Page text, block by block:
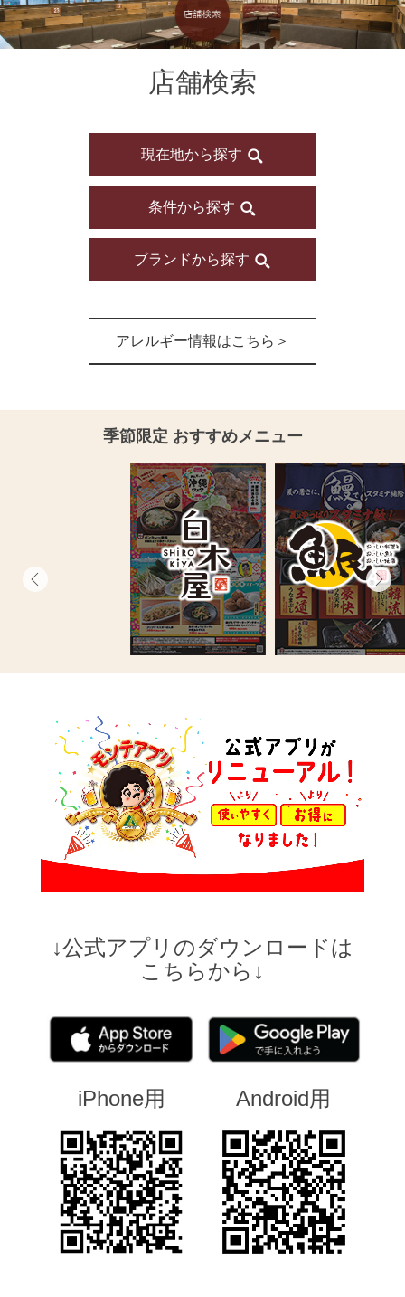
店舗検索
現在地から探す
条件から探す
ブランドから探す
アレルギー情報はこちら＞
おすすめメニュー
↓公式アプリのダウンロードは
こちらから↓
iPhone用 Android用